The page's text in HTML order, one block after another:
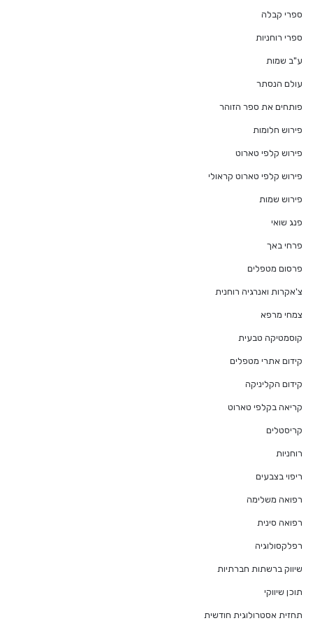
ספרי קבלה
ספרי רוחניות
ע"ב שמות
עולם הנסתר
פותחים את ספר הזוהר
פירוש חלומות
פירוש קלפי טארוט
פירוש קלפי טארוט קראולי
פירוש שמות
פנג שואי
פרחי באך
פרסום מטפלים
צ'אקרות ואנרגיה רוחנית
צמחי מרפא
קוסמטיקה טבעית
קידום אתרי מטפלים
קידום הקליניקה
קריאה בקלפי טארוט
קריסטלים
רוחניות
ריפוי בצבעים
רפואה משלימה
רפואה סינית
רפלקסולוגיה
שיווק ברשתות חברתיות
תוכן שיווקי
תחזית אסטרולוגית חודשית